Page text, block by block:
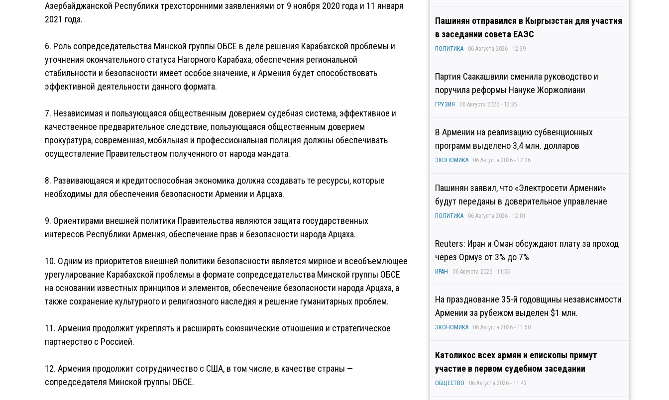
Азербайджанской Республики трехсторонними заявлениями от 9 ноября 2020 года и 11 января
2021 года.
6. Роль сопредседательства Минской группы ОБСЕ в деле решения Карабахской проблемы и
уточнения окончательного статуса Нагорного Карабаха, обеспечения региональной
стабильности и безопасности имеет особое значение, и Армения будет способствовать
эффективной деятельности данного формата.
7. Независимая и пользующаяся общественным доверием судебная система, эффективное и
качественное предварительное следствие, пользующаяся общественным доверием
прокуратура, современная, мобильная и профессиональная полиция должны обеспечивать
осуществление Правительством полученного от народа мандата.
8. Развивающаяся и кредитоспособная экономика должна создавать те ресурсы, которые
необходимы для обеспечения безопасности Армении и Арцаха.
9. Ориентирами внешней политики Правительства являются защита государственных
интересов Республики Армения, обеспечение прав и безопасности народа Арцаха.
10. Одним из приоритетов внешней политики безопасности является мирное и всеобъемлющее
урегулирование Карабахской проблемы в формате сопредседательства Минской группы ОБСЕ
на основании известных принципов и элементов, обеспечение безопасности народа Арцаха, а
также сохранение культурного и религиозного наследия и решение гуманитарных проблем.
11. Армения продолжит укреплять и расширять союзнические отношения и стратегическое
партнерство с Россией.
12. Армения продолжит сотрудничество с США, в том числе, в качестве страны —
сопредседателя Минской группы ОБСЕ.
Пашинян отправился в Кыргызстан для участия
в заседании совета ЕАЭС
ПОЛИТИКА 06 Августа 2026 - 12:39
Партия Саакашвили сменила руководство и
поручила реформы Нануке Жоржолиани
ГРУЗИЯ 06 Августа 2026 - 12:35
В Армении на реализацию субвенционных
программ выделено 3,4 млн. долларов
ЭКОНОМИКА 06 Августа 2026 - 12:26
Пашинян заявил, что «Электросети Армении»
будут переданы в доверительное управление
ПОЛИТИКА 06 Августа 2026 - 12:01
Reuters: Иран и Оман обсуждают плату за проход
через Ормуз от 3% до 7%
ИРАН 06 Августа 2026 - 11:55
На празднование 35-й годовщины независимости
Армении за рубежом выделен $1 млн.
ЭКОНОМИКА 06 Августа 2026 - 11:50
Католикос всех армян и епископы примут
участие в первом судебном заседании
ОБЩЕСТВО 06 Августа 2026 - 11:43